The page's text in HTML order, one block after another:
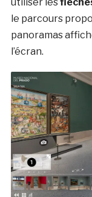
utiliser les
le parcours
panoramas
l’écran.